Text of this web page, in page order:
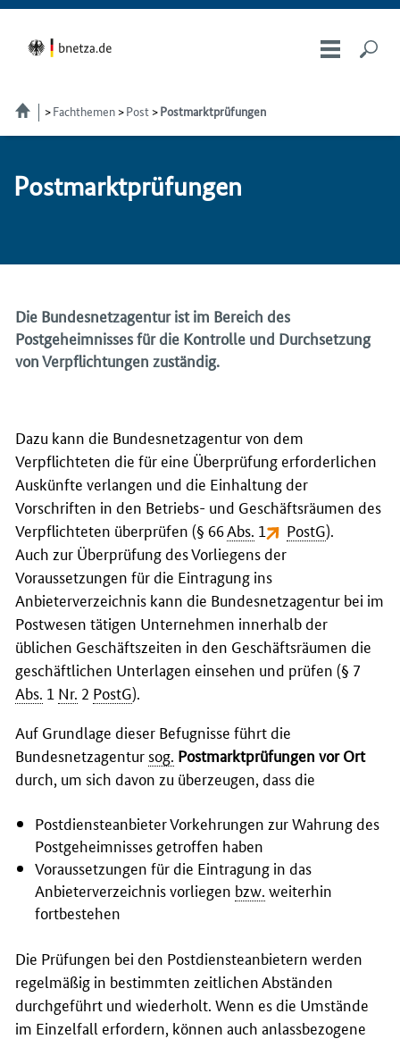
Fachthemen Post Postmarktprüfungen
Post­markt­prü­fun­gen
Die Bundesnetzagentur ist im Bereich des
Postgeheimnisses für die Kontrolle und Durchsetzung
von Verpflichtungen zuständig.
Dazu kann die Bundesnetzagentur von dem
Verpflichteten die für eine Überprüfung erforderlichen
Auskünfte verlangen und die Einhaltung der
Vorschriften in den Betriebs- und Geschäftsräumen des
Verpflichteten überprüfen (§ 66Abs. 1 PostG).
Auch zur Überprüfung des Vorliegens der
Voraussetzungen für die Eintragung ins
Anbieterverzeichnis kann die Bundesnetzagentur bei im
Postwesen tätigen Unternehmen innerhalb der
üblichen Geschäftszeiten in den Geschäftsräumen die
geschäftlichen Unterlagen einsehen und prüfen (§ 7
Abs. 1 Nr. 2 PostG).
Auf Grundlage dieser Befugnisse führt die
Bundesnetzagentursog. Postmarktprüfungen vor Ort
durch, um sich davon zu überzeugen, dass die
Postdiensteanbieter Vorkehrungen zur Wahrung des
Postgeheimnisses getroffen haben
Voraussetzungen für die Eintragung in das
Anbieterverzeichnis vorliegen bzw. weiterhin
fortbestehen
Die Prüfungen bei den Postdiensteanbietern werden
regelmäßig in bestimmten zeitlichen Abständen
durchgeführt und wiederholt. Wenn es die Umstände
im Einzelfall erfordern, können auch anlassbezogene